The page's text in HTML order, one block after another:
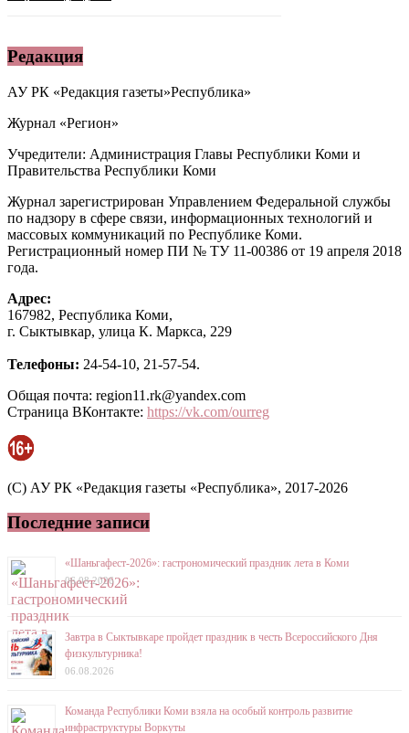
Редакция
АУ РК «Редакция газеты»Республика»
Журнал «Регион»
Учредители: Администрация Главы Республики Коми и
Правительства Республики Коми
Журнал зарегистрирован Управлением Федеральной службы
по надзору в сфере связи, информационных технологий и
массовых коммуникаций по Республике Коми.
Регистрационный номер ПИ № ТУ 11-00386 от 19 апреля 2018
года.
Адрес:
167982, Республика Коми,
г. Сыктывкар, улица К. Маркса, 229
Телефоны: 24-54-10, 21-57-54.
Общая почта: region11.rk@yandex.com
Страница ВКонтакте: https://vk.com/ourreg
(C) АУ РК «Редакция газеты «Республика», 2017-2026
Последние записи
«Шаньгафест-2026»: гастрономический праздник лета в Коми
06.08.2026
Завтра в Сыктывкаре пройдет праздник в честь Всероссийского Дня
физкультурника!
06.08.2026
Команда Республики Коми взяла на особый контроль развитие
инфраструктуры Воркуты